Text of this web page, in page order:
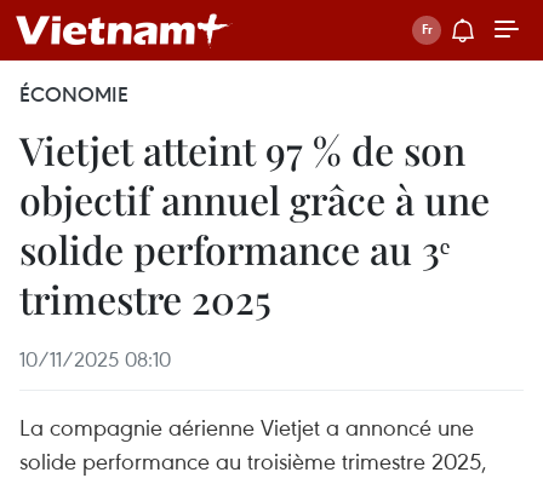
ÉCONOMIE
Vietjet atteint 97 % de son
objectif annuel grâce à une
solide performance au 3ᵉ
trimestre 2025
10/11/2025 08:10
La compagnie aérienne Vietjet a annoncé une
solide performance au troisième trimestre 2025,